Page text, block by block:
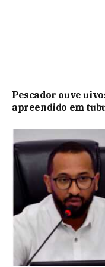
Pescador ouve
apreendido em